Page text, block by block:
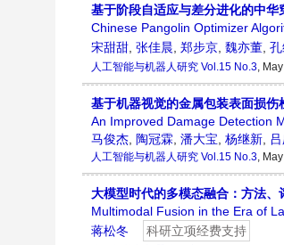
基于阶段自适应与差分进化的中华
Chinese Pangolin Optimizer
宋甜甜, 张佳晨, 郑步京, 魏亦董,
人工智能与机器人研究 Vol.15 No.3,
基于机器视觉的金属包装表面损伤
An Improved Damage Detection
马俊杰, 陶冠霖, 潘大宝, 杨继新,
人工智能与机器人研究 Vol.15 No.3,
大模型时代的多模态融合：方法、
Multimodal Fusion in the Era of
蒋松冬
科研立项经费支持